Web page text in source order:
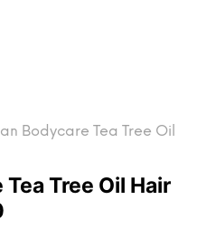
Bodycare Tea Tree Oil
Tree Oil Hair